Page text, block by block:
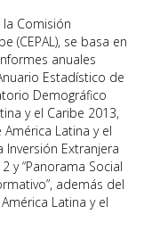
Comisión
(CEPAL), se basa en
anuales
Estadístico de
Demográfi­co
y el Caribe 2013,
Latina y el
Inversión Extranjera
y “Panorama Social
además del
Latina y el